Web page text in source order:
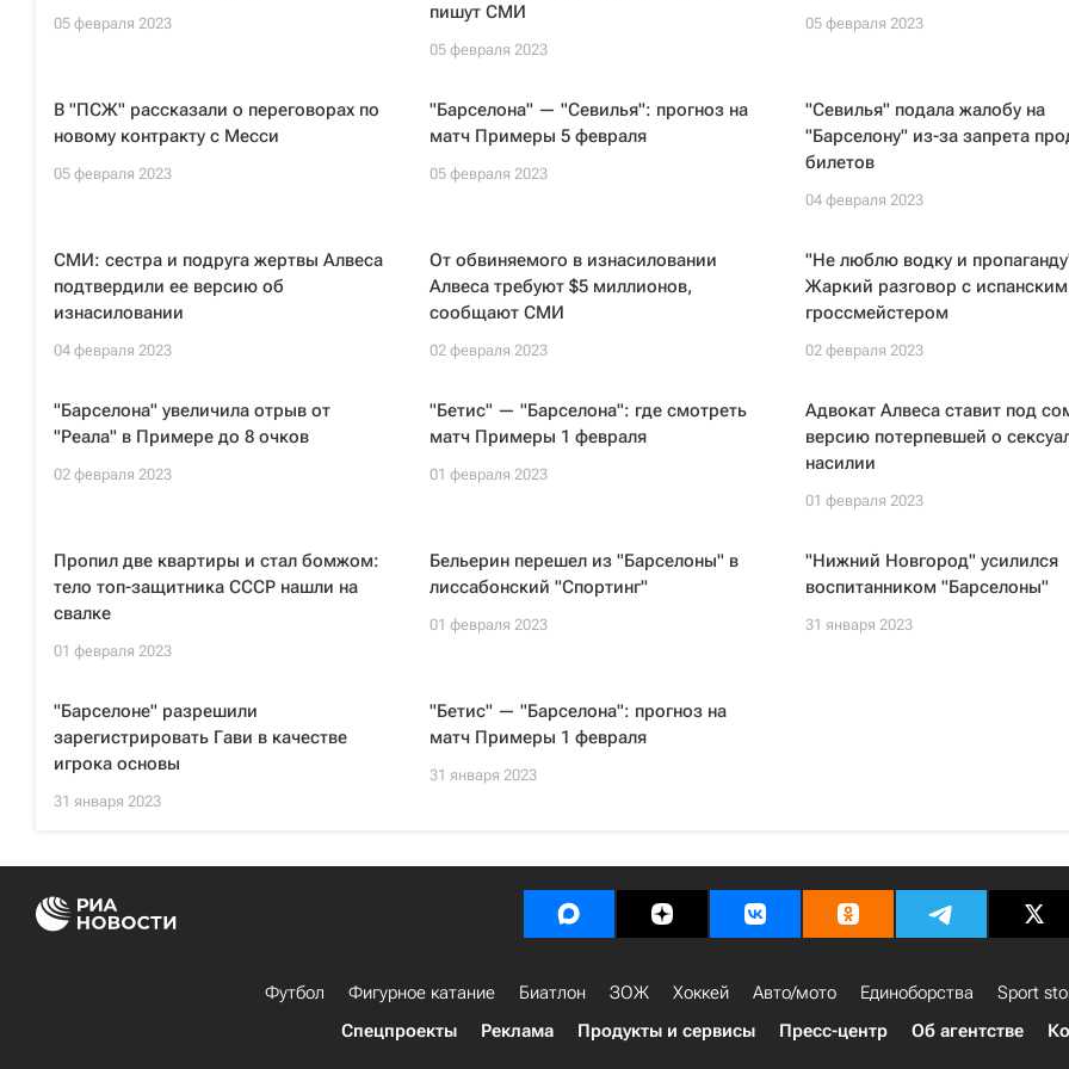
05 февраля 2023
пишут СМИ
05 февраля 2023
05 февраля 2023
В "ПСЖ" рассказали о переговорах по
новому контракту с Месси
05 февраля 2023
"Барселона" — "Севилья": прогноз на
матч Примеры 5 февраля
05 февраля 2023
"Севилья" подала жалобу на
"Барселону" из-за запрета
билетов
04 февраля 2023
СМИ: сестра и подруга жертвы Алвеса
подтвердили ее версию об
изнасиловании
04 февраля 2023
От обвиняемого в изнасиловании
Алвеса требуют $5 миллионов,
сообщают СМИ
02 февраля 2023
"Не люблю водку и
Жаркий разговор с испанским
гроссмейстером
02 февраля 2023
"Барселона" увеличила отрыв от
"Реала" в Примере до 8 очков
02 февраля 2023
"Бетис" — "Барселона": где смотреть
матч Примеры 1 февраля
01 февраля 2023
Адвокат Алвеса ставит под
версию потерпевшей о
насилии
01 февраля 2023
Пропил две квартиры и стал бомжом:
тело топ-защитника СССР нашли на
свалке
01 февраля 2023
Бельерин перешел из "Барселоны" в
лиссабонский "Спортинг"
01 февраля 2023
"Нижний Новгород" усилился
воспитанником "Барселоны"
31 января 2023
"Барселоне" разрешили
зарегистрировать Гави в качестве
игрока основы
31 января 2023
"Бетис" — "Барселона": прогноз на
матч Примеры 1 февраля
31 января 2023
Футбол Фигурное катание Биатлон ЗОЖ Хоккей Авто/мото Единоборства Sport
Спецпроекты
Реклама Продукты и сервисы Пресс-центр Об агентстве